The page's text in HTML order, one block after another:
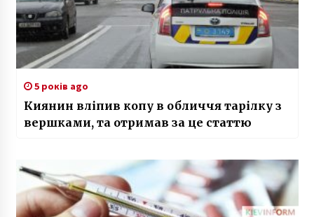
5 років ago
Киянин вліпив копу в обличчя тарілку з
вершками, та отримав за це статтю